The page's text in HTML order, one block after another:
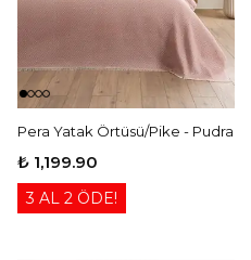
Pera Yatak Örtüsü/Pike - Pudra
₺ 1,199.90
3 AL 2 ÖDE!